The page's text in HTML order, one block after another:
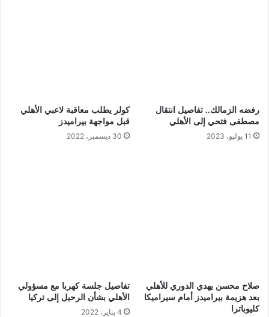
رفضه الزمالك.. تفاصيل انتقال
مصطفى فتحي إلى الأهلي
11 يوليو، 2023
كولر يطلب معاقبة لاعبي الأهلي
قبل مواجهة بيراميدز
30 ديسمبر، 2022
صلاح محسن يهدي الدوري للأهلي
بعد هزيمة بيراميدز أمام سيراميكا
كليوباترا
تفاصيل جلسة كهربا مع مسؤولي
الأهلي بشأن الرحيل إلى تركيا
4 يناير، 2022